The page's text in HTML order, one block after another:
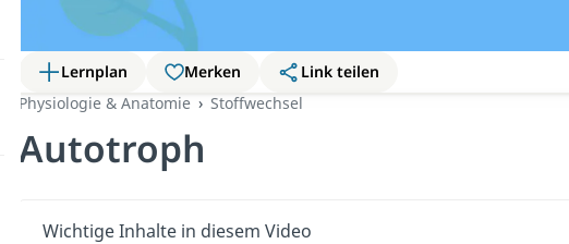
Lernplan Merken
Link teilen
Physiologie & Anatomie
Stoffwechsel
Autotroph
Wichtige Inhalte in diesem Video